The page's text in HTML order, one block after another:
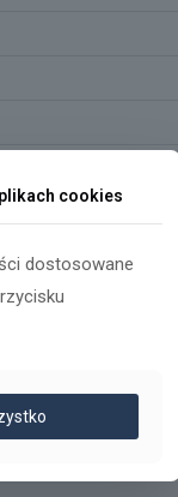
cookies
dostosowane